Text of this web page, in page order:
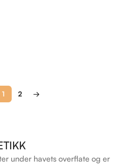
1 2 →
under havets overflate og er